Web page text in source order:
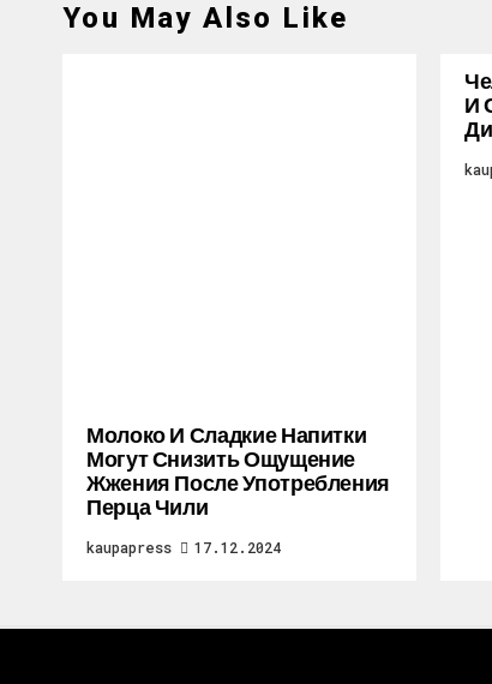
You May Also Like
Молоко И Сладкие Напитки
Могут Снизить Ощущение
Жжения После Употребления
Перца Чили
kaupapress 17.12.2024
И